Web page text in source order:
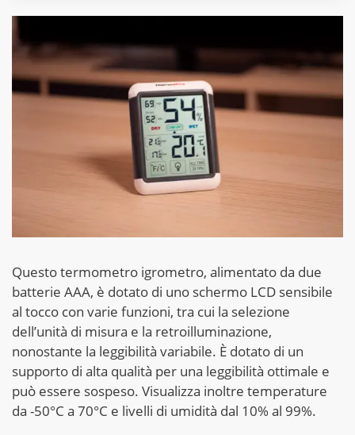
Questo termometro igrometro, alimentato da due
batterie AAA, è dotato di uno schermo LCD sensibile
al tocco con varie funzioni, tra cui la selezione
dell’unità di misura e la retroilluminazione,
nonostante la leggibilità variabile. È dotato di un
supporto di alta qualità per una leggibilità ottimale e
può essere sospeso. Visualizza inoltre temperature
da -50°C a 70°C e livelli di umidità dal 10% al 99%.